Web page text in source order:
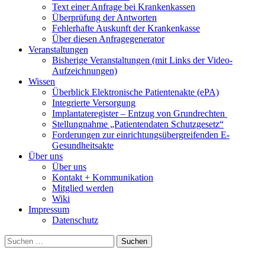
Text einer Anfrage bei Krankenkassen
Überprüfung der Antworten
Fehlerhafte Auskunft der Krankenkasse
Über diesen Anfragegenerator
Veranstaltungen
Bisherige Veranstaltungen (mit Links der Video-
Aufzeichnungen)
Wissen
Überblick Elektronische Patientenakte (ePA)
Integrierte Versorgung
Implantateregister – Entzug von Grundrechten
Stellungnahme „Patientendaten Schutzgesetz“
Forderungen zur einrichtungsübergreifenden E-
Gesundheitsakte
Über uns
Über uns
Kontakt + Kommunikation
Mitglied werden
Wiki
Impressum
Datenschutz
Suchen
nach: